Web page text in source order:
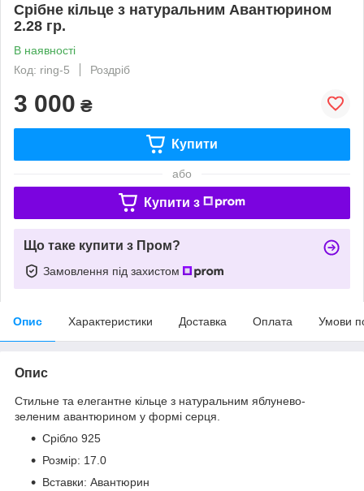
Срібне кільце з натуральним Авантюрином
2.28 гр.
В наявності
Код: ring-5
Роздріб
3 000 ₴
Купити
або
Купити з
Що таке купити з Пром?
Замовлення під захистом
Опис Характеристики Доставка Оплата Умови
Опис
Стильне та елегантне кільце з натуральним яблунево-
зеленим авантюрином у формі серця.
Срібло 925
Розмір: 17.0
Вставки: Авантюрин